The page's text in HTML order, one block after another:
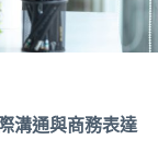
溝通與商務表達